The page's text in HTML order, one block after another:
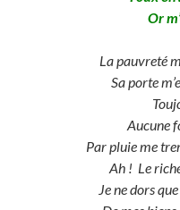
Or
La pauvreté
Sa porte
Aucune
Par pluie me
Ah ! Le
Je ne dors